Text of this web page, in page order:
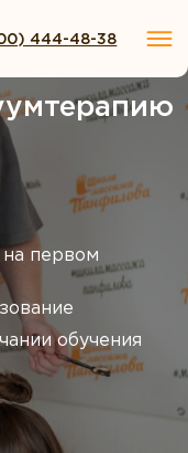
444-48-38
первом
обучения